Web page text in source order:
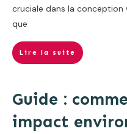
cruciale dans la
que
Lire la suite
Guide :
impact